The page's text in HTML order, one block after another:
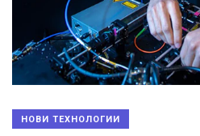
НОВИ ТЕХНОЛОГИИ